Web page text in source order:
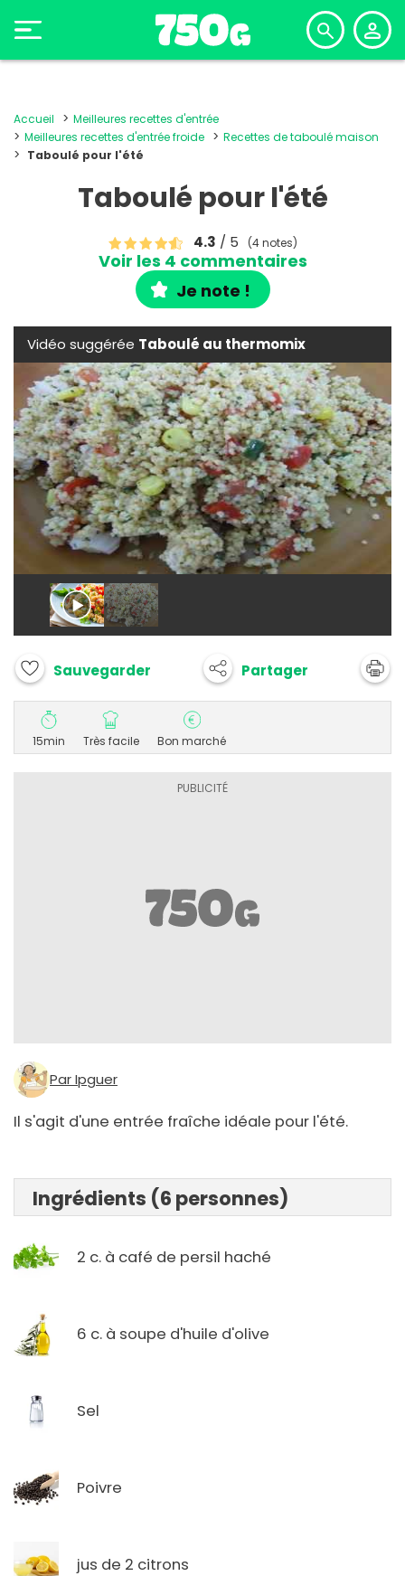
Accueil
Meilleures recettes d'entrée
Meilleures recettes d'entrée froide
Recettes de taboulé maison
Taboulé pour l'été
Taboulé pour l'été
4.3 / 5 (4 notes)
Voir les 4 commentaires
Je note !
Vidéo suggérée Taboulé au thermomix
Sauvegarder Partager
15min Très facile Bon marché
Par Ipguer
Il s'agit d'une entrée fraîche idéale pour l'été.
Ingrédients (6 personnes)
2 c. à café de persil haché
6 c. à soupe d'huile d'olive
Sel
Poivre
jus de 2 citrons